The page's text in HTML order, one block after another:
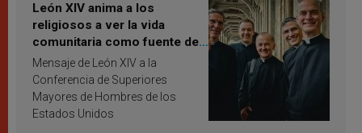
León XIV anima a los
religiosos a ver la vida
comunitaria como fuente de
inspiración y santificación
Mensaje de León XIV a la
Conferencia de Superiores
Mayores de Hombres de los
Estados Unidos